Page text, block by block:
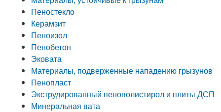
Пеностекло
Керамзит
Пеноизол
Пенобетон
Эковата
Материалы, подверженные нападению грызунов
Пенопласт
Экструдированный пенополистирол и плиты ДСП
Минеральная вата